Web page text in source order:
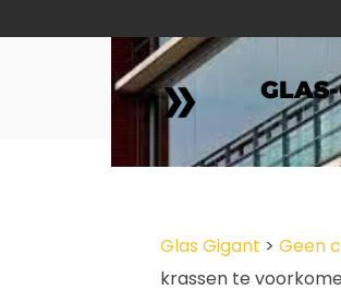
Glas Gigant > Geen
krassen te